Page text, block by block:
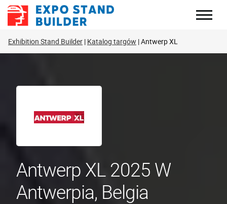
Skip
Exhibition Stand Builder Katalog targów Antwerp XL
Antwerp XL 2025 W
Antwerpia, Belgia